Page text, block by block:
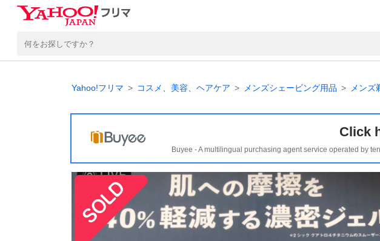
Yahoo!フリマ コスメ、美容、ヘアケア メンズシェービング用品 メンズ
Click
Buyee - A multilingual purchasing agent service operated by